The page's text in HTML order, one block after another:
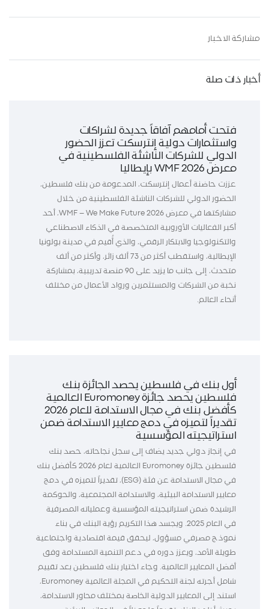
مشاركة الاخبار
أخبار ذات صلة
فتحت أمامهم آفاقاً جديدة لشراكات
واستثمارات دولية إنترسكت تعزز الحضور
الدولي للشركات الناشئة الفلسطينية في
معرض WMF 2026 بإيطاليا
عززت حاضنة أعمال إنترسكت، المدعومة من بنك فلسطين،
الحضور الدولي للشركات الناشئة الفلسطينية من خلال
مشاركتها في معرض WMF – We Make Future 2026، أحد
أكبر الفعاليات الأوروبية المتخصصة في الذكاء الاصطناعي
والتكنولوجيا والابتكار الرقمي، والذي أُقيم في مدينة بولونيا
الإيطالية، واستقطب أكثر من 73 ألف زائر، وأكثر من ألف
متحدث، إلى جانب ما يزيد على 90 منصة تدريبية، بمشاركة
نخبة من الشركات والمستثمرين ورواد الأعمال من مختلف
أنحاء العالم.
أول بنك في فلسطين يحصد الجائزة بنك
فلسطين يحصد جائزة Euromoney العالمية
كأفضل بنك في مجال الاستدامة للعام 2026
تقديراً لتميزه في دمج معايير الاستدامة ضمن
استراتيجيته المؤسسية
في إنجاز دولي جديد يضاف إلى سجل نجاحاته، حصد بنك
فلسطين جائزة Euromoney العالمية لعام 2026 كأفضل بنك
في مجال الاستدامة عن فئة (ESG)، تقديراً لتميزه في دمج
معايير الاستدامة البيئية، والاستدامة المجتمعية، والحوكمة
الرشيدة ضمن استراتيجيته المؤسسية وعملياته المصرفية
في العام 2025. ويجسد هذا التكريم رؤية البنك في بناء
نموذج مصرفي مسؤول، ليحقق قيمة اقتصادية واجتماعية
طويلة الأمد، ويعزز دوره في دعم التنمية المستدامة وفق
أفضل المعايير العالمية. وجاء اختيار بنك فلسطين بعد تقييم
شامل أجرته لجنة التحكيم في المجلة العالمية Euromoney،
استند إلى المعايير الدولية الخاصة بمختلف محاور الاستدامة،